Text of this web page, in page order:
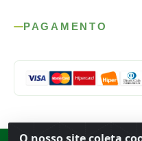
PAGAMENTO